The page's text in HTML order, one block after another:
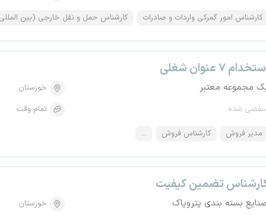
کارشناس امور گمرکی واردات و صادرات کارشناس حمل و نقل خارجی (بین
۷ عنوان شغلی
مجموعه معتبر
شده
خوزستان
تمام وقت
مدیر فروش کارشناس فروش ...
تضمین کیفیت
بسته بندی پتروپاک خوزستان